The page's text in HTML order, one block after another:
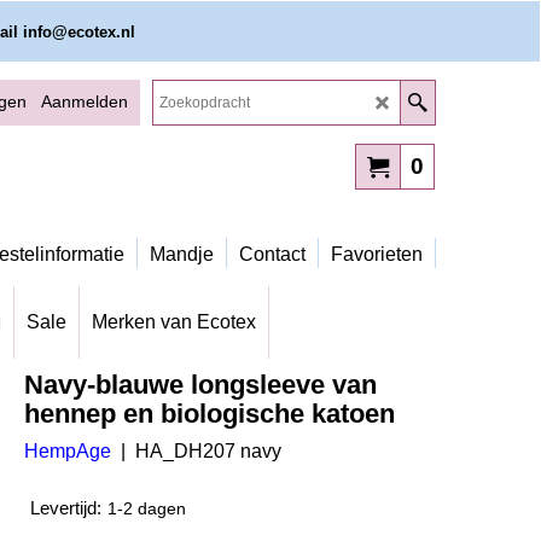
info@ecotex.nl
Aanmelden
0
Mandje Contact Favorieten
Sale Merken van Ecotex
Navy-blauwe longsleeve van
hennep en biologische katoen
HempAge HA_DH207 navy
Levertijd: 1-2 dagen